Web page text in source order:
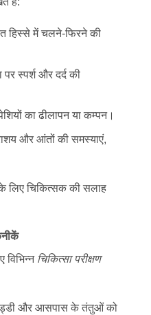
हिस्से में चलने-फिरने की
पर स्पर्श और दर्द की
का ढीलापन या कम्पन।
और आंतों की समस्याएं,
लिए चिकित्सक की सलाह
चिकित्सा परीक्षण
और आसपास के तंतुओं को